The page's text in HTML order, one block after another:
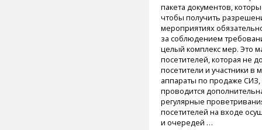
пакета документов,
чтобы получить
мероприятиях
за соблюдением
целый комплекс мер. Это
посетителей, которая не
посетители и участники в
аппараты по продаже СИЗ,
проводится
регулярные
посетителей на входе
и очередей …